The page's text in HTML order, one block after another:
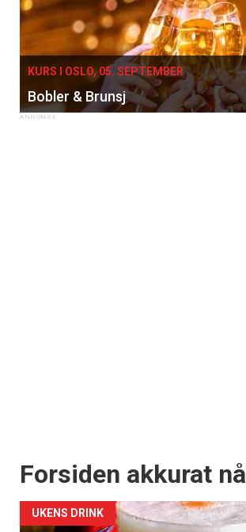
KURS I OSLO, 05. SEPTEMBER
Bobler & Brunsj
Forsiden akkurat nå
UKENS DRINK